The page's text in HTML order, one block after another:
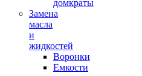
домкраты
Замена
масла
и
жидкостей
Воронки
Емкости